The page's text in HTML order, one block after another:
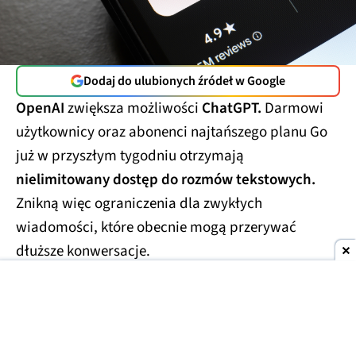
Dodaj do ulubionych źródeł w Google
OpenAIzwiększa możliwości ChatGPT. Darmowi
użytkownicy oraz abonenci najtańszego planu Go
już w przyszłym tygodniu otrzymają
nielimitowany dostęp do rozmów tekstowych.
Znikną więc ograniczenia dla zwykłych
wiadomości, które obecnie mogą przerywać
dłuższe konwersacje.